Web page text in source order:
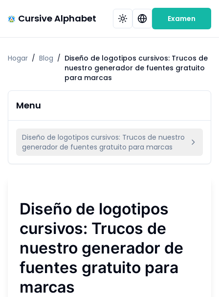
Cursive Alphabet Examen
Hogar / Blog / Diseño de logotipos cursivos: Trucos de
nuestro generador de fuentes gratuito
para marcas
Menu
Diseño de logotipos cursivos: Trucos de nuestro
generador de fuentes gratuito para marcas
Diseño de logotipos
cursivos: Trucos de
nuestro generador de
fuentes gratuito para
marcas